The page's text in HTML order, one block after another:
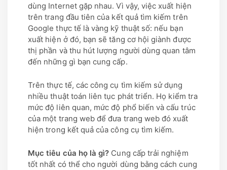
dùng Internet gặp nhau. Vì vậy, việc xuất hiện
trên trang đầu tiên của kết quả tìm kiếm trên
Google thực tế là vàng kỹ thuật số: nếu bạn
xuất hiện ở đó, bạn sẽ tăng cơ hội giành được
thị phần và thu hút lượng người dùng quan tâm
đến những gì bạn cung cấp.
Trên thực tế, các công cụ tìm kiếm sử dụng
nhiều thuật toán liên tục phát triển. Họ kiểm tra
mức độ liên quan, mức độ phổ biến và cấu trúc
của một trang web để đưa trang web đó xuất
hiện trong kết quả của công cụ tìm kiếm.
Mục tiêu của họ là gì? Cung cấp trải nghiệm
tốt nhất có thể cho người dùng bằng cách cung